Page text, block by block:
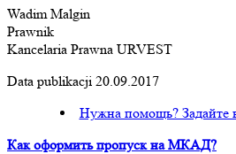
Wadim Malgin
Prawnik
Kancelaria Prawna URVEST
Data publikacji 20.09.2017
Нужна помощь? Задайте
Как оформить пропуск на МКАД?